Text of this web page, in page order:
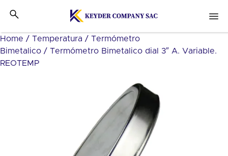
Home / Temperatura / Termómetro
Bimetalico / Termómetro Bimetalico dial 3″ A. Variable.
REOTEMP